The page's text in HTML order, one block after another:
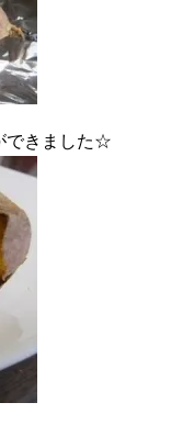
できました☆